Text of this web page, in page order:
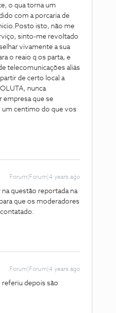
o qua torna um
com a porcaria de
isto, não me
sinto-me revoltado
vivamente a sua
o reaio q os parta, e
telecomunicações aliás
de certo local a
nunca
empresa que se
um centimo do que vos
Forum|Forum|4 years ago
questão reportada na
que os moderadores
Forum|Forum|4 years ago
depois são